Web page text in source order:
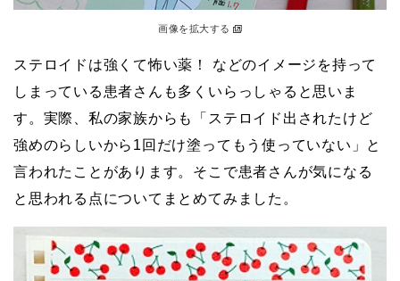
画像を拡大する
ステロイドは強くて怖い薬！ などのイメージを持って
しまっている患者さんも多くいらっしゃると思いま
す。実際、私の家族からも「ステロイド出されたけど
強めのらしいから1回だけ塗ってもう使っていない」と
言われたことがあります。そこで患者さんが気になる
と思われる点についてまとめてみました。